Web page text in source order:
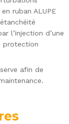
ruban ALUPE
l’injection d’une
protection
afin de